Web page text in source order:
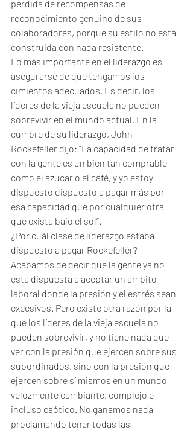
pérdida de recompensas de
reconocimiento genuino de sus
colaboradores, porque su estilo no está
construida con nada resistente.
Lo más importante en el liderazgo es
asegurarse de que tengamos los
cimientos adecuados. Es decir, los
líderes de la vieja escuela no pueden
sobrevivir en el mundo actual. En la
cumbre de su liderazgo, John
Rockefeller dijo: “La capacidad de tratar
con la gente es un bien tan comprable
como el azúcar o el café, y yo estoy
dispuesto dispuesto a pagar más por
esa capacidad que por cualquier otra
que exista bajo el sol”.
¿Por cuál clase de liderazgo estaba
dispuesto a pagar Rockefeller?
Acabamos de decir que la gente ya no
está dispuesta a aceptar un ámbito
laboral donde la presión y el estrés sean
excesivos. Pero existe otra razón por la
que los líderes de la vieja escuela no
pueden sobrevivir, y no tiene nada que
ver con la presión que ejercen sobre sus
subordinados, sino con la presión que
ejercen sobre sí mismos en un mundo
velozmente cambiante, complejo e
incluso caótico. No ganamos nada
proclamando tener todas las